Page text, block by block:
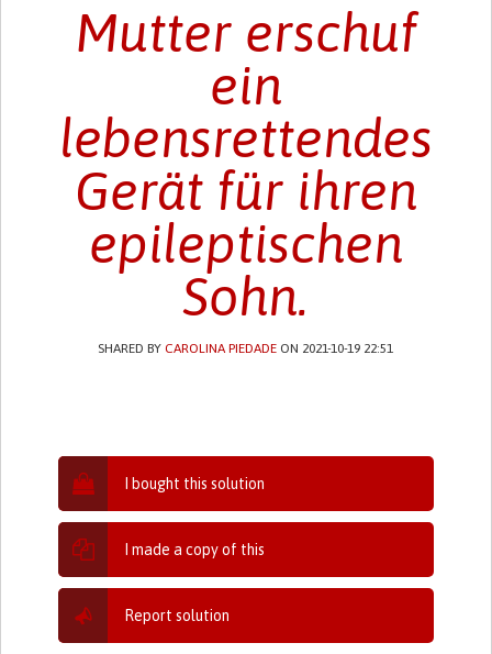
Mutter erschuf
ein
lebensrettendes
Gerät für ihren
epileptischen
Sohn.
SHARED BYCAROLINA PIEDADE ON 2021-10-19 22:51
I bought this solution
I made a copy of this
Report solution